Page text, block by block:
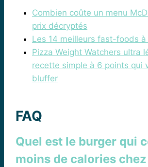
Combien coûte un menu
prix décryptés
Les 14 meilleurs fast-foods à
Pizza Weight Watchers ultra
recette simple à 6 points qui
bluffer
FAQ
Quel est le burger qui
moins de calories